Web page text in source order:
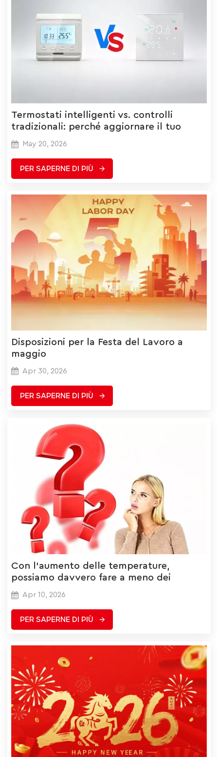
Termostati intelligenti vs. controlli
tradizionali: perché aggiornare il tuo
impianto di riscaldamento?
May 20, 2026
PER SAPERNE DI PIÙ
Disposizioni per la Festa del Lavoro a
maggio
Apr 30, 2026
PER SAPERNE DI PIÙ
Con l'aumento delle temperature,
possiamo davvero fare a meno dei
termostati?
Apr 10, 2026
PER SAPERNE DI PIÙ